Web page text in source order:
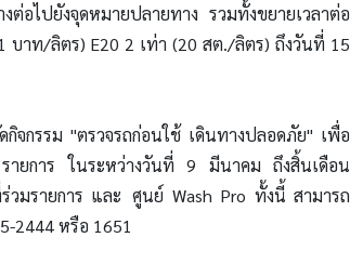
อไปยังจุดหมายปลายทาง รวมทั้งขยายเวลาต่อ
บาท/ลิตร) E20 2 เท่า (20 สต./ลิตร) ถึงวันที่ 15
จกรรม "ตรวจรถก่อนใช้ เดินทางปลอดภัย" เพื่อ
ายการ ในระหว่างวันที่ 9 มีนาคม ถึงสิ้นเดือน
วมรายการ และ ศูนย์ Wash Pro ทั้งนี้ สามารถ
2444 หรือ 1651